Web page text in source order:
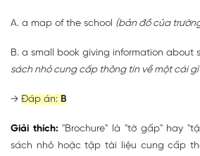
A. a map of the school (bản đồ của
B. a small book giving information about
sách nhỏ cung cấp thông tin về một cái gì
→ Đáp án: B
Giải thích: "Brochure" là "tờ gấp" hay
sách nhỏ hoặc tập tài liệu cung cấp